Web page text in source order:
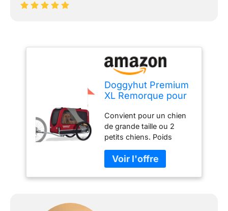
Doggyhut Premium
XL Remorque pour
remorque vélo pour
Chien 45 kg Centre
de gravité Bas
(Rouge)
Convient pour un chien
de grande taille ou 2
petits chiens. Poids
de sol renforcé.
Contrairement à d'autres
remorques de vélo avec